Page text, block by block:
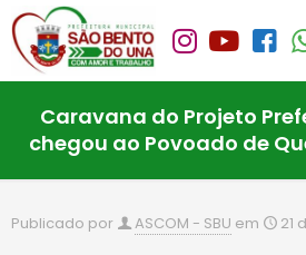
Caravana do Projeto
chegou ao Povoado de
Publicado por ASCOM - SBU em 21